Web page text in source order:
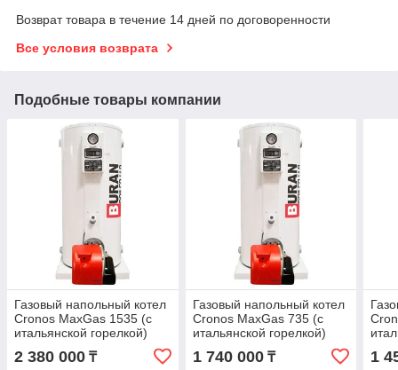
Возврат товара в течение 14 дней по договоренности
Все условия возврата
Подобные товары компании
Газовый напольный котел
Cronos MaxGas 1535 (с
итальянской горелкой)
2 380 000 ₸
Газовый напольный котел
Cronos MaxGas 735 (с
итальянской горелкой)
1 740 000₸ 1